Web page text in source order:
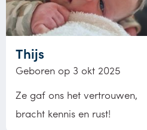
Thijs
Geboren op 3 okt 2025
Ze gaf ons het vertrouwen,
bracht kennis en rust!